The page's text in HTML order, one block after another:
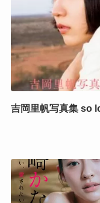
吉岡里帆写真集 so